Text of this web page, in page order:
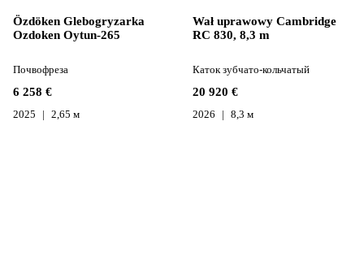
Özdöken Glebogryzarka
Ozdoken Oytun-265
6 258 €
Почвофреза
2025 2,65 м
Wał uprawowy Cambridge
RC 830, 8,3 m
20 920 €
Каток зубчато-кольчатый
2026 8,3 м